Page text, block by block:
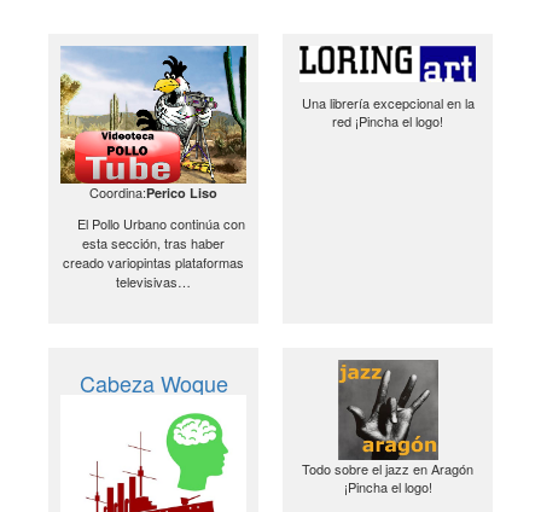
Coordina:Perico Liso
El Pollo Urbano continúa con
esta sección, tras haber
creado variopintas plataformas
televisivas…
Una librería excepcional en la
red ¡Pincha el logo!
Cabeza Woque
Todo sobre el jazz en Aragón
¡Pincha el logo!